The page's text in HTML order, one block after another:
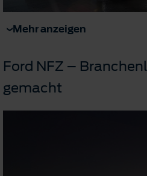
Mehr anzeigen
Ford NFZ –
gemacht